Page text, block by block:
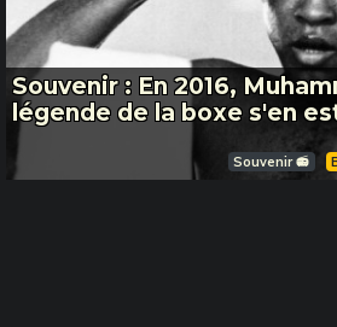
Souvenir : En 2016,
légende de la boxe s'en
Souvenir 📻